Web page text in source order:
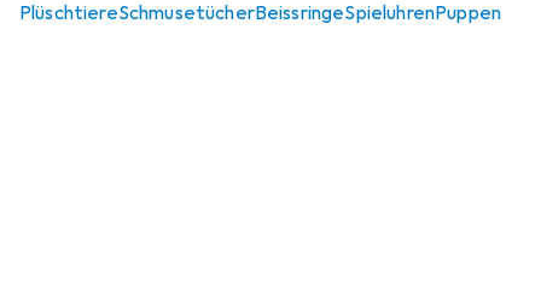
PlüschtiereSchmusetücherBeissringeSpieluhrenPuppen